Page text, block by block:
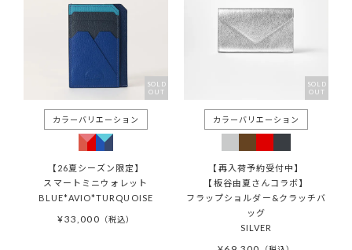
SOLD
OUT
【26夏シーズン限定】
スマートミニウォレット
BLUE*AVIO*TURQUOISE
¥33,000 税込
SOLD
OUT
【再入荷予約受付中】
【板谷由夏さんコラボ】
フラップショルダー&クラッチバ
ッグ
SILVER